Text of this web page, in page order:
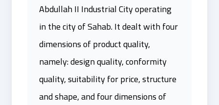
Abdullah II Industrial City operating
in the city of Sahab. It dealt with four
dimensions of product quality,
namely: design quality, conformity
quality, suitability for price, structure
and shape, and four dimensions of